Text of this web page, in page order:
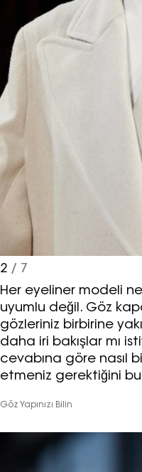
2 / 7
Her eyeliner modeli ne
uyumlu değil. Göz
gözleriniz birbirine
daha iri bakışlar mı
cevabına göre nasıl
etmeniz gerektiğini
Göz Yapınızı Bilin